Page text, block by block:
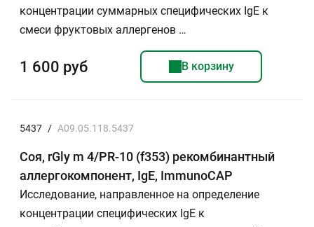
концентрации суммарных специфических IgE к
смеси фруктовых аллергенов …
1 600 руб В корзину
5437 / A09.05.118.5437
Соя, rGly m 4/PR-10 (f353) рекомбинантный
аллергокомпонент, IgE, ImmunoCAP
Исследование, направленное на определение
концентрации специфических IgE к